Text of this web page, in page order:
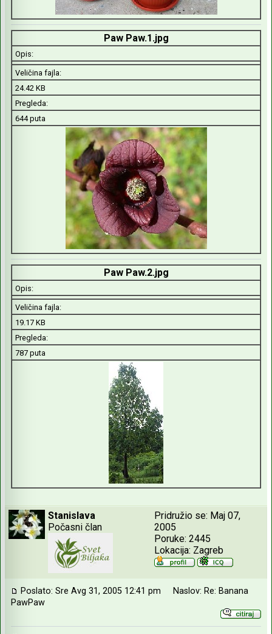
Paw Paw.1.jpg
Opis:
Veličina fajla:
24.42 KB
Pregleda:
644 puta
Paw Paw.2.jpg
Opis:
Veličina fajla:
19.17 KB
Pregleda:
787 puta
Stanislava
Počasni član
Pridružio se: Maj 07,
2005
Poruke: 2445
Lokacija: Zagreb
Poslato: Sre Avg 31, 2005 12:41 pm
Naslov: Re: Banana
PawPaw